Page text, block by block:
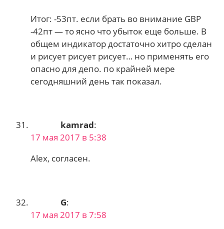
Итог: -53пт. если брать во внимание GBP
-42пт — то ясно что убыток еще больше. В
общем индикатор достаточно хитро сделан
и рисует рисует рисует… но применять его
опасно для депо. по крайней мере
сегодняшний день так показал.
kamrad:
17 мая 2017 в 5:38
Alex, согласен.
G:
17 мая 2017 в 7:58